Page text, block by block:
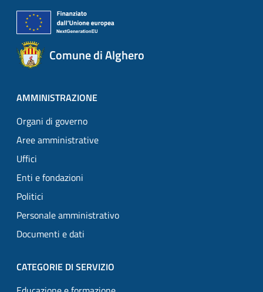
Comune di Alghero
AMMINISTRAZIONE
Organi di governo
Aree amministrative
Uffici
Enti e fondazioni
Politici
Personale amministrativo
Documenti e dati
CATEGORIE DI SERVIZIO